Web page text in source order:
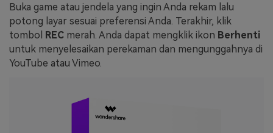
Buka game atau jendela yang ingin Anda rekam lalu
potong layar sesuai preferensi Anda. Terakhir, klik
tombol REC merah. Anda dapat mengklik ikon Berhenti
untuk menyelesaikan perekaman dan mengunggahnya di
YouTube atau Vimeo.